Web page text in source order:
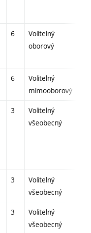
6
Volitelný
oborový
6
Volitelný
mimooborový
3
Volitelný
všeobecný
3
Volitelný
všeobecný
3
Volitelný
všeobecný